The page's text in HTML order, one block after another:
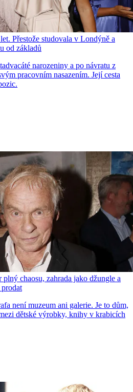
Přestože studovala v Londýně a
od základů
narozeniny a po návratu z
pracovním nasazením. Její cesta
chaosu, zahrada jako džungle a
není muzeum ani galerie. Je to dům,
dětské výrobky, knihy v krabicích